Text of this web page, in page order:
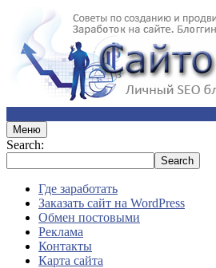
Меню
Search:
Где заработать
Заказать сайт на WordPress
Обмен постовыми
Реклама
Контакты
Карта сайта